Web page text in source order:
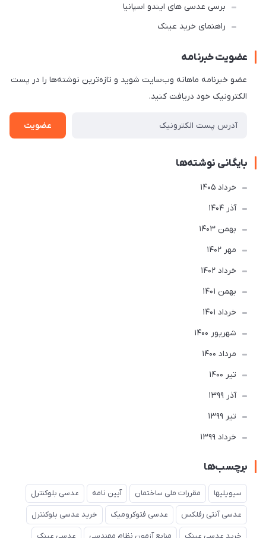
برسی عدسی های ایندو اسپانیا
راهنمای خرید عینک
عضویت خبرنامه
عضو خبرنامه ماهانه وب‌سایت شوید و تازه‌ترین نوشته‌ها را در پست
الکترونیک خود دریافت کنید.
عضویت
بایگانی نوشته‌ها
خرداد 1405
آذر 1404
بهمن 1403
مهر 1402
خرداد 1402
بهمن 1401
خرداد 1401
شهریور 1400
مرداد 1400
تير 1400
آذر 1399
تير 1399
خرداد 1399
برچسب‌ها
سیویلیها مقررات ملی ساختمان آیین نامه عدسی بلوکنترل
عدسی آنتی رفلکس عدسی فتوکرومیک خرید عدسی بلوکنترل